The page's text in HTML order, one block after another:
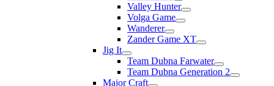
Valley Hunter
Volga Game
Wanderer
Zander Game XT
Jig It
Team Dubna Farwater
Team Dubna Generation 2
Major Craft